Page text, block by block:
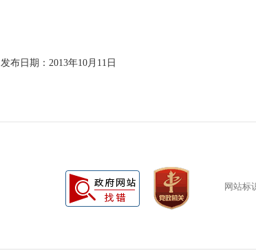
发布日期：2013年10月11日
网站标